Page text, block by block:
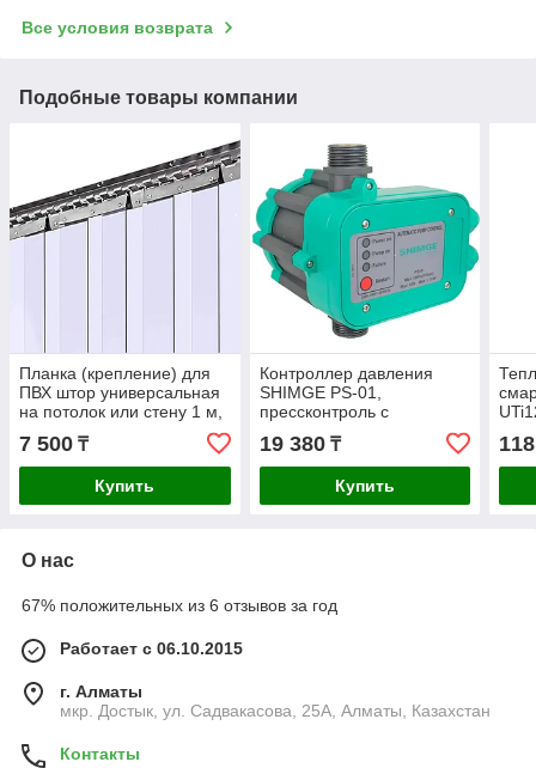
Все условия возврата
Подобные товары компании
Планка (крепление) для
ПВХ штор универсальная
на потолок или стену 1 м,
6 подвесок
7 500 ₸
Купить
Контроллер давления
SHIMGE PS-01,
прессконтроль с
настройкой стартового
давления насоса, 1.1кВт
19 380₸
Купить
для
О нас
67% положительных из 6 отзывов за год
Работает с 06.10.2015
г. Алматы
мкр. Достык, ул. Садвакасова, 25А, Алматы, Казахстан
Контакты